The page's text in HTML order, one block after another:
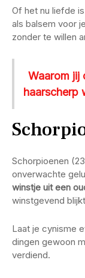
Of het nu liefde
als balsem voor
zonder te willen
Waarom jij
haarscherp
Schorpioenen
onverwachte
winstje uit een
winstgevend
Laat je cynisme
dingen gewoon
verdiend.